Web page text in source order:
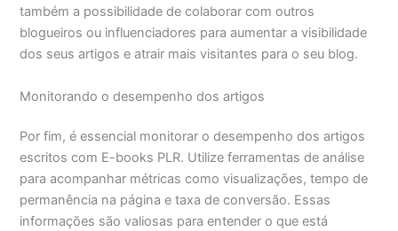
também a possibilidade de colaborar com outros
blogueiros ou influenciadores para aumentar a visibilidade
dos seus artigos e atrair mais visitantes para o seu blog.
Monitorando o desempenho dos artigos
Por fim, é essencial monitorar o desempenho dos artigos
escritos com E-books PLR. Utilize ferramentas de análise
para acompanhar métricas como visualizações, tempo de
permanência na página e taxa de conversão. Essas
informações são valiosas para entender o que está